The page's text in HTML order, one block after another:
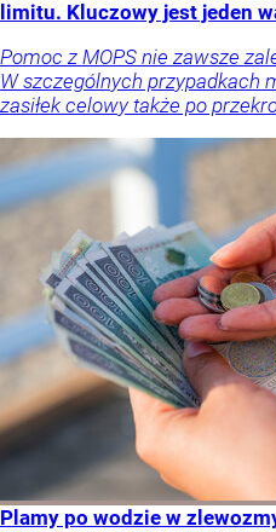
limitu. Kluczowy jest jeden
Pomoc z MOPS nie zawsze
W szczególnych przypadkach
zasiłek celowy także po
Plamy po wodzie w